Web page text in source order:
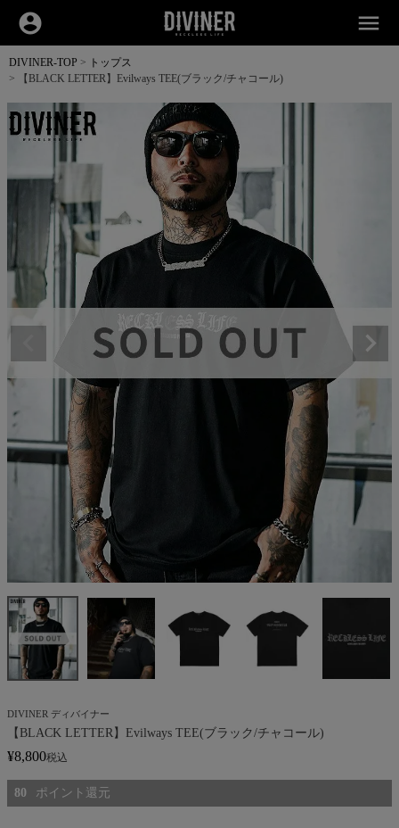
account_circle menu
DIVINER-TOP
トップス
【BLACK LETTER】Evilways TEE(ブラック/チャコール)
DIVINER ディバイナー
【BLACK LETTER】Evilways TEE(ブラック/チャコール)
¥8,800税込
80